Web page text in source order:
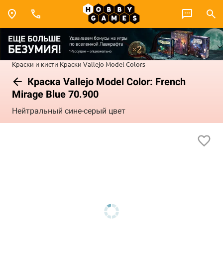
Краски и кисти Краски Vallejo Model Colors
Краска Vallejo Model Color: French
Mirage Blue 70.900
Нейтральный сине-серый цвет